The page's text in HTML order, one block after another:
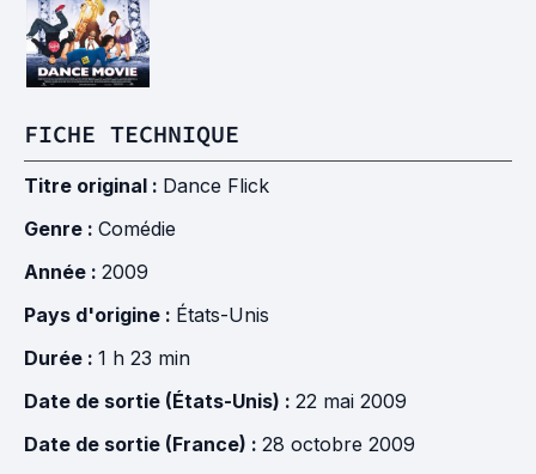
FICHE TECHNIQUE
Titre original : Dance Flick
Genre : Comédie
Année : 2009
Pays d'origine : États-Unis
Durée : 1 h 23 min
Date de sortie (États-Unis) : 22 mai 2009
Date de sortie (France) : 28 octobre 2009